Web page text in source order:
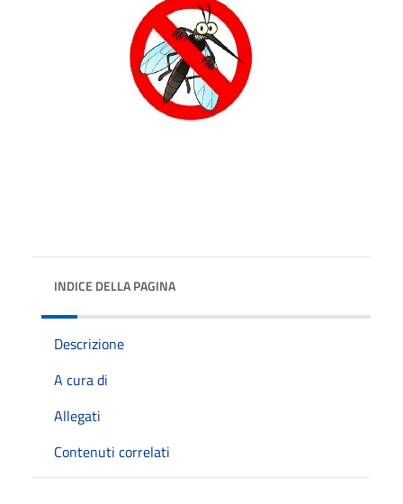
INDICE DELLA PAGINA
Descrizione
A cura di
Allegati
Contenuti correlati